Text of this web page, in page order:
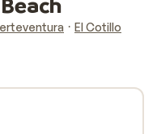
El Cotillo